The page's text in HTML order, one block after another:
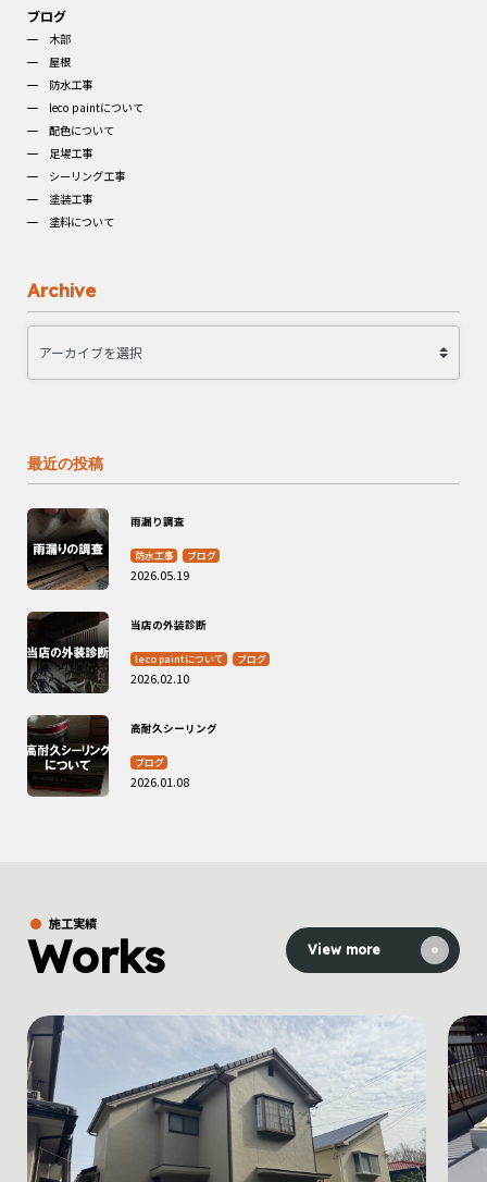
ブログ
木部
屋根
防水工事
leco paintについて
配色について
足場工事
シーリング工事
塗装工事
塗料について
Archive
最近の投稿
雨漏り調査
防水工事 ブログ
2026.05.19
当店の外装診断
leco paintについて ブログ
2026.02.10
高耐久シーリング
ブログ
2026.01.08
施工実績
Works View more